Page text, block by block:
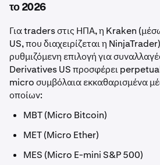
το 2026
Για traders στις ΗΠΑ, η Kraken
US, που διαχειρίζεται η
ρυθμιζόμενη επιλογή για
Derivatives US προσφέρει
micro συμβόλαια εκκαθαρισμένα
οποίων:
MBT (Micro Bitcoin)
MET (Micro Ether)
MES (Micro E-mini S&P 500)